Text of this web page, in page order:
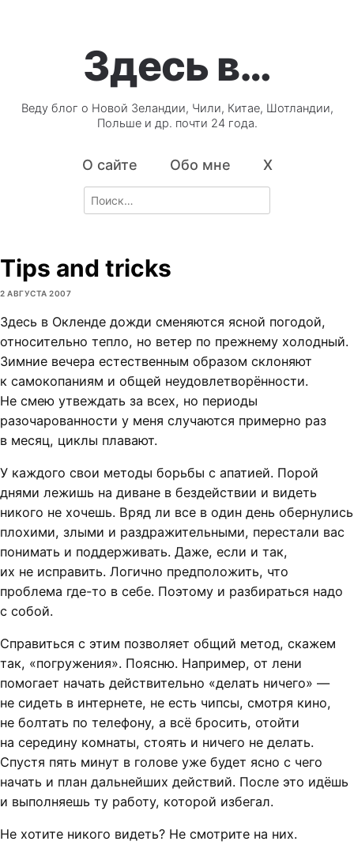
Здесь в…
Веду блог о Новой Зеландии, Чили, Китае, Шотландии,
Польше и др. почти 24 года.
О сайте Обо мне X
Search
for:
Tips and tricks
2 АВГУСТА 2007
Здесь в Окленде дожди сменяются ясной погодой,
относительно тепло, но ветер по прежнему холодный.
Зимние вечера естественным образом склоняют
к самокопаниям и общей неудовлетворённости.
Не смею утвеждать за всех, но периоды
разочарованности у меня случаются примерно раз
в месяц, циклы плавают.
У каждого свои методы борьбы с апатией. Порой
днями лежишь на диване в бездействии и видеть
никого не хочешь. Вряд ли все в один день обернулись
плохими, злыми и раздражительными, перестали вас
понимать и поддерживать. Даже, если и так,
их не исправить. Логично предположить, что
проблема где-то в себе. Поэтому и разбираться надо
с собой.
Справиться с этим позволяет общий метод, скажем
так, «погружения». Поясню. Например, от лени
помогает начать действительно «делать ничего» —
не сидеть в интернете, не есть чипсы, смотря кино,
не болтать по телефону, а всё бросить, отойти
на середину комнаты, стоять и ничего не делать.
Спустя пять минут в голове уже будет ясно с чего
начать и план дальнейших действий. После это идёшь
и выполняешь ту работу, которой избегал.
Не хотите никого видеть? Не смотрите на них.